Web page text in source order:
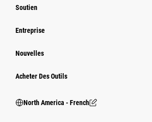
Soutien
Entreprise
Nouvelles
Acheter Des Outils
North America - French